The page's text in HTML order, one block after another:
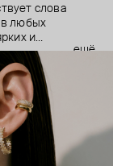
слова
в любых
и
элементом
которой
все успеть, и
серьги,
ещё